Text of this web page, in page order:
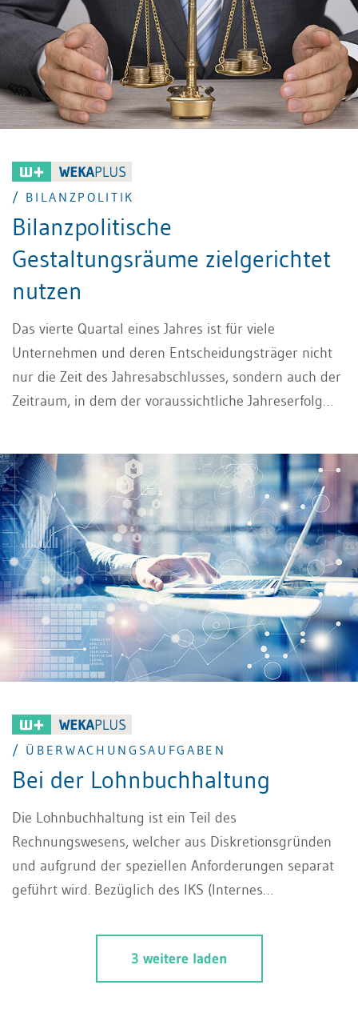
/ BILANZPOLITIK
Bilanzpolitische
Gestaltungsräume zielgerichtet
nutzen
Das vierte Quartal eines Jahres ist für viele
Unternehmen und deren Entscheidungsträger nicht
nur die Zeit des Jahresabschlusses, sondern auch der
Zeitraum, in dem der voraussichtliche Jahreserfolg
forecast) bereits weitestgehend abschätzbar ist. Im
Management von zahlreichen Unternehmen befasst
man sich deshalb in diesem Zeitraum umso intensiver
mit Fragen zur Bilanzpolitik. So interessiert vor allem,
ob und wie durch bilanzpolitische Massnahmen eine
Ergebnisbeeinflussung ohne Verletzung der
gesetzlichen Rechnungslegungsnormen möglich ist.
/ ÜBERWACHUNGSAUFGABEN
Bei der Lohnbuchhaltung
Die Lohnbuchhaltung ist ein Teil des
Rechnungswesens, welcher aus Diskretionsgründen
und aufgrund der speziellen Anforderungen separat
geführt wird. Bezüglich des IKS (Internes
Anforderungen wie die übrigen Bereiche des
Betriebes. Neben der organisatorischen Trennung von
Aufgaben ist dabei auch sicherzustellen, dass die
3 weitere laden